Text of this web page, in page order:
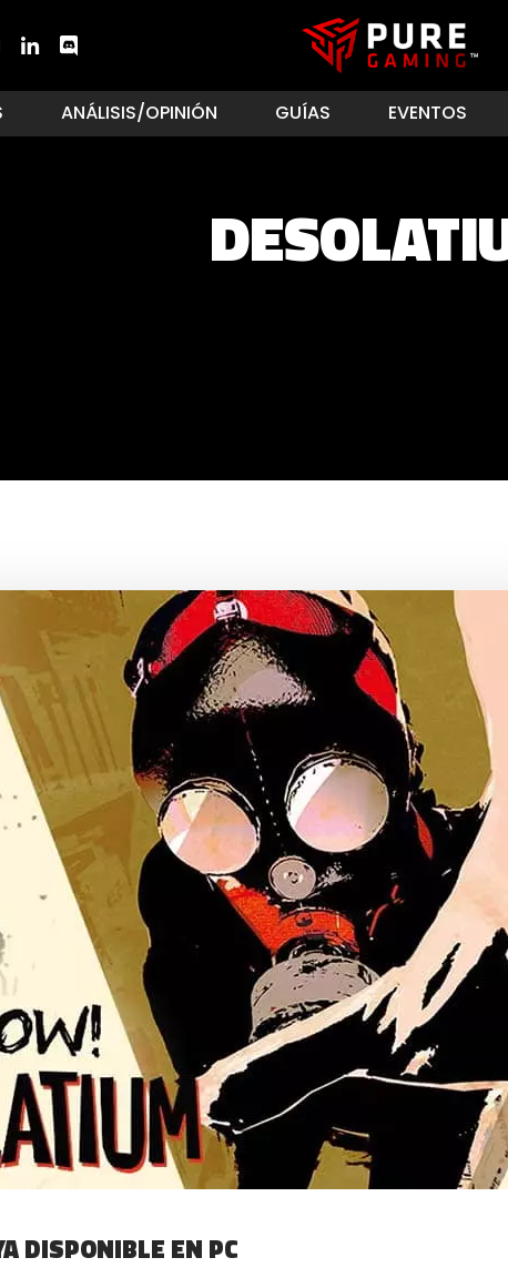
ANÁLISIS/OPINIÓN GUÍAS EVENTOS
DISPONIBLE EN PC